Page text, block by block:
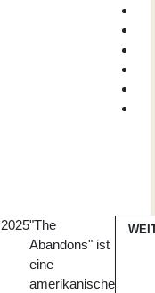
"The
Abandons" ist
eine
amerikanische